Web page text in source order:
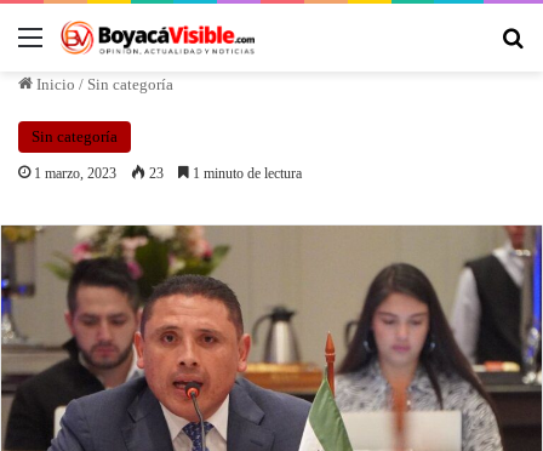
Inicio / Sin categoría
Sin categoría
1 marzo, 2023 23 1 minuto de lectura